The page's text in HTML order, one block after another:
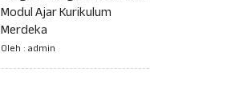
Modul Ajar Kurikulum
Merdeka
Oleh : admin